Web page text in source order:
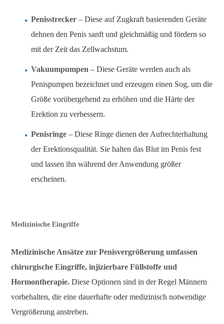
Penisstrecker – Diese auf Zugkraft basierenden Geräte
dehnen den Penis sanft und gleichmäßig und fördern so
mit der Zeit das Zellwachstum.
Vakuumpumpen – Diese Geräte werden auch als
Penispumpen bezeichnet und erzeugen einen Sog, um die
Größe vorübergehend zu erhöhen und die Härte der
Erektion zu verbessern.
Penisringe – Diese Ringe dienen der Aufrechterhaltung
der Erektionsqualität. Sie halten das Blut im Penis fest
und lassen ihn während der Anwendung größer
erscheinen.
Medizinische Eingriffe
Medizinische Ansätze zur Penisvergrößerung umfassen
chirurgische Eingriffe, injizierbare Füllstoffe und
Hormontherapie. Diese Optionen sind in der Regel Männern
vorbehalten, die eine dauerhafte oder medizinisch notwendige
Vergrößerung anstreben.